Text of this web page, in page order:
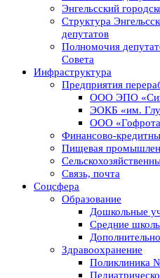
Энгельсский
Структура
депутатов
Полномочия
Совета
Инфраструктура
Предприятия
ООО ЭПО
ЭОКБ «им.
ООО
Финансово-
Пищевая
Связь, почта
Соцсфера
Образование
Дошкольные
Средние
Здравоохранение
Поликлиника